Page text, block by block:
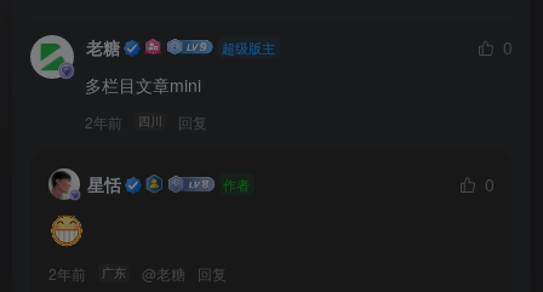
老糖 超级版主
0
多栏目文章mini
2年前 四川 回复
星恬 作者 0
2年前 广东 @老糖 回复